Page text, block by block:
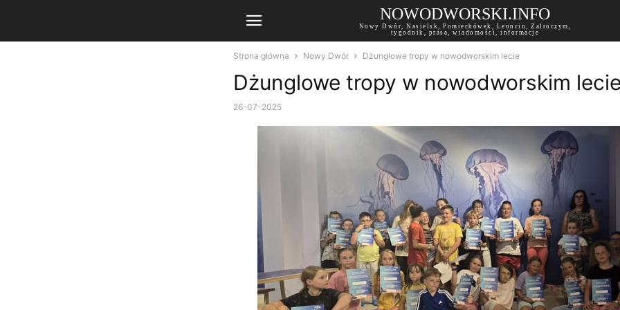
NOWODWORSKI.INFO
Nowy Dwór, Nasielsk, Pomiechówek, Leoncin, Zalroczym,
tygodnik, prasa, wiadomości, informacje
Strona główna Nowy Dwór Dżunglowe tropy w nowodworskim lecie
Dżunglowe tropy w nowodworskim
26-07-2025